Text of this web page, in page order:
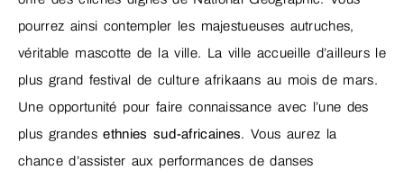
pourrez ainsi contempler les majestueuses autruches,
véritable mascotte de la ville. La ville accueille d’ailleurs le
plus grand festival de culture afrikaans au mois de mars.
Une opportunité pour faire connaissance avec l’une des
plus grandesethnies sud-africaines. Vous aurez la
chance d’assister aux performances de danses